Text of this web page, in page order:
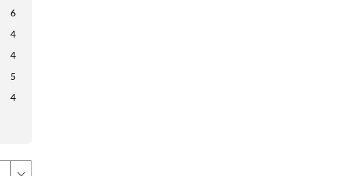
6
4
4
5
4